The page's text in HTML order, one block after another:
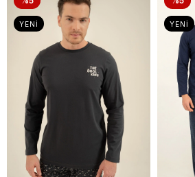
YENI YENI